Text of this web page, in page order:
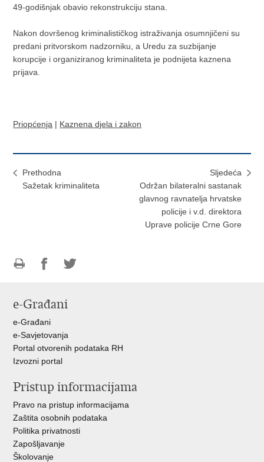
49-godišnjak obavio rekonstrukciju stana.
Nakon dovršenog kriminalističkog istraživanja osumnjičeni su
predani pritvorskom nadzorniku, a Uredu za suzbijanje
korupcije i organiziranog kriminaliteta je podnijeta kaznena
prijava.
Priopćenja | Kaznena djela i zakon
Prethodna
Sažetak kriminaliteta
Sljedeća
Održan bilateralni sastanak
glavnog ravnatelja hrvatske
policije i v.d. direktora
Uprave policije Crne Gore
FacebookuTwitteru
e-Građani
e-Građani
e-Savjetovanja
Portal otvorenih podataka RH
Izvozni portal
Pristup informacijama
Pravo na pristup informacijama
Zaštita osobnih podataka
Politika privatnosti
Zapošljavanje
Školovanje